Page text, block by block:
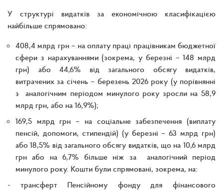
У структурі видатків за економічною класифікацією
найбільше спрямовано:
408,4 млрд грн – на оплату праці працівникам бюджетної
сфери з нарахуваннями (зокрема, у березні – 148 млрд
грн) або 44,6% від загального обсягу видатків,
витрачених за січень – березень 2026 року (у порівнянні
з аналогічним періодом минулого року зросли на 58,9
млрд грн, або на 16,9%);
169,5 млрд грн – на соціальне забезпечення (виплату
пенсій, допомоги, стипендій) (у березні – 63 млрд грн)
або 18,5% від загального обсягу видатків, що на 10,6 млрд
грн або на 6,7% більше ніж за аналогічний період
минулого року. Кошти були спрямовані, зокрема, на:
- трансферт Пенсійному фонду для фінансового